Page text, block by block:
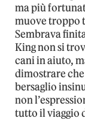
ma più
muove troppo
Sembrava
King non si
cani in aiuto,
dimostrare
bersaglio
non
tutto il viaggio